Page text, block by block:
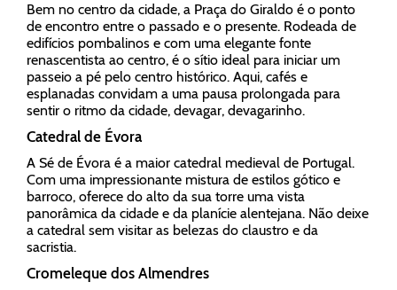
Bem no centro da cidade, a Praça do Giraldo é o ponto
de encontro entre o passado e o presente. Rodeada de
edifícios pombalinos e com uma elegante fonte
renascentista ao centro, é o sítio ideal para iniciar um
passeio a pé pelo centro histórico. Aqui, cafés e
esplanadas convidam a uma pausa prolongada para
sentir o ritmo da cidade, devagar, devagarinho.
Catedral de Évora
A Sé de Évora é a maior catedral medieval de Portugal.
Com uma impressionante mistura de estilos gótico e
barroco, oferece do alto da sua torre uma vista
panorâmica da cidade e da planície alentejana. Não deixe
a catedral sem visitar as belezas do claustro e da
sacristia.
Cromeleque dos Almendres